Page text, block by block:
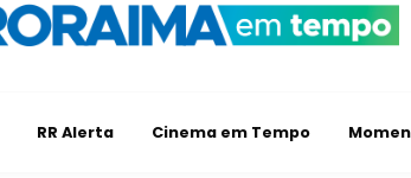
RR Alerta Cinema em Tempo